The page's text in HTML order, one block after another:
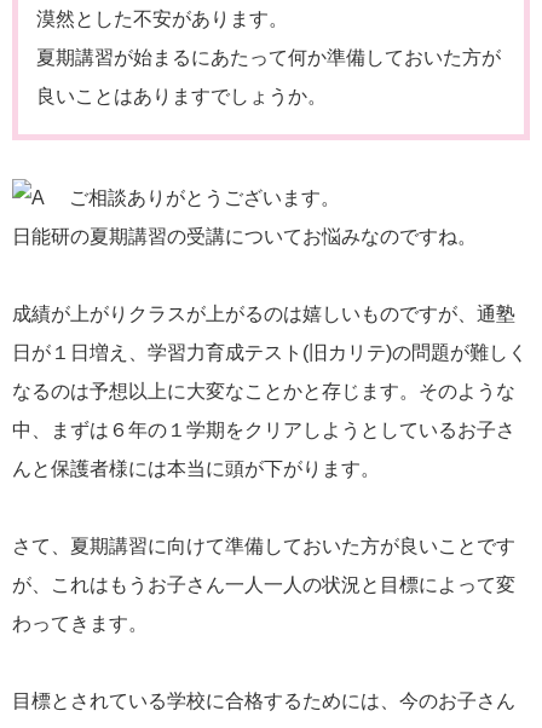
漠然とした不安があります。
夏期講習が始まるにあたって何か準備しておいた方が
良いことはありますでしょうか。
ご相談ありがとうございます。
日能研の夏期講習の受講についてお悩みなのですね。
成績が上がりクラスが上がるのは嬉しいものですが、通塾
日が１日増え、学習力育成テスト(旧カリテ)の問題が難しく
なるのは予想以上に大変なことかと存じます。そのような
中、まずは６年の１学期をクリアしようとしているお子さ
んと保護者様には本当に頭が下がります。
さて、夏期講習に向けて準備しておいた方が良いことです
が、これはもうお子さん一人一人の状況と目標によって変
わってきます。
目標とされている学校に合格するためには、今のお子さん